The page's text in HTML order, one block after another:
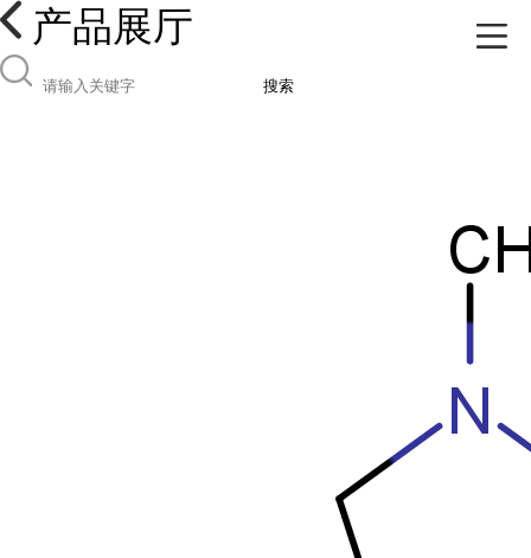
产品展厅
搜索